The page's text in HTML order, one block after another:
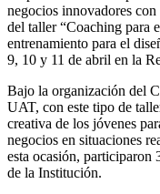
negocios innovadores
del taller “Coaching para
entrenamiento para el
9, 10 y 11 de abril en la
Bajo la organización del
UAT, con este tipo de
creativa de los jóvenes
negocios en situaciones
esta ocasión, participaron
de la Institución.